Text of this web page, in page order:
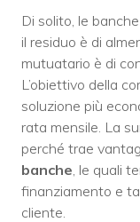
Di solito, le
il residuo è di
mutuatario è di
L’obiettivo della
soluzione più
rata mensile. La
perché trae
banche , le quali
finanziamento e
cliente.